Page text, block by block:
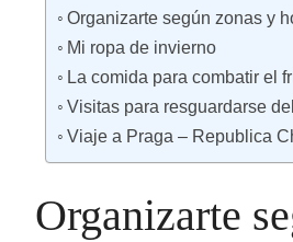
Organizarte según zonas y
Mi ropa de invierno
La comida para combatir el
Visitas para resguardarse
Viaje a Praga – Republica
Organizarte